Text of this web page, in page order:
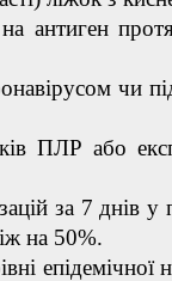
антиген
чи
ПЛР або
за 7 днів
на 50%.